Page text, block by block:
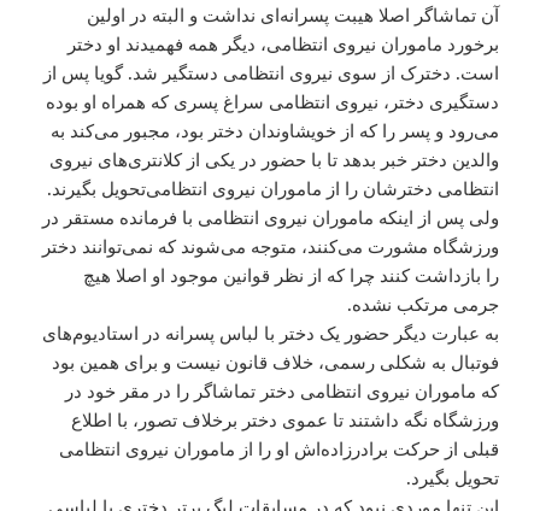
آن تماشاگر اصلا هیبت پسرانه‌ای نداشت و البته در اولین
برخورد ماموران نیروی انتظامی، دیگر همه فهمیدند او دختر
است. دخترک از سوی نیروی انتظامی‌ دستگیر شد. گویا پس از
دستگیری دختر، نیروی انتظامی‌ سراغ پسری که همراه او بوده
می‌رود و پسر را که از خویشاوندان دختر بود، مجبور می‌کند به
والدین دختر خبر بدهد تا با حضور در یکی از کلانتری‌های نیروی
انتظامی‌ دخترشان را از ماموران نیروی انتظامی‌تحویل بگیرند.
ولی پس از اینکه ماموران نیروی انتظامی‌ با فرمانده مستقر در
ورزشگاه مشورت می‌کنند، متوجه می‌شوند که نمی‌توانند دختر
را بازداشت کنند چرا که از نظر قوانین موجود او اصلا هیچ
جرمی‌ مرتکب نشده.
به عبارت دیگر حضور یک دختر با لباس پسرانه در استادیوم‌های
فوتبال به شکلی رسمی، خلاف قانون نیست و برای همین بود
که ماموران نیروی انتظامی‌ دختر تماشاگر را در مقر خود در
ورزشگاه نگه داشتند تا عموی دختر برخلاف تصور، با اطلاع
قبلی از حرکت برادرزاده‌اش او را از ماموران نیروی انتظامی‌
تحویل بگیرد.